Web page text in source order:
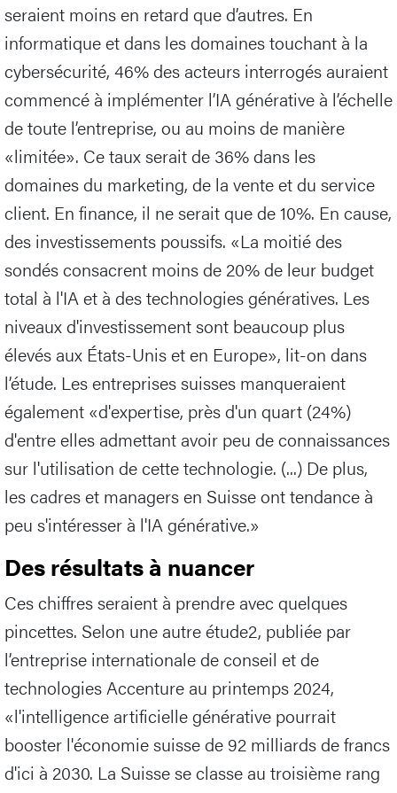
seraient moins en retard que d’autres. En
informatique et dans les domaines touchant à la
cybersécurité, 46% des acteurs interrogés auraient
commencé à implémenter l’IA générative à l’échelle
de toute l’entreprise, ou au moins de manière
«limitée». Ce taux serait de 36% dans les
domaines du marketing, de la vente et du service
client. En finance, il ne serait que de 10%. En cause,
des investissements poussifs. «La moitié des
sondés consacrent moins de 20% de leur budget
total à l'IA et à des technologies génératives. Les
niveaux d'investissement sont beaucoup plus
élevés aux États-Unis et en Europe», lit-on dans
l’étude. Les entreprises suisses manqueraient
également «d'expertise, près d'un quart (24%)
d'entre elles admettant avoir peu de connaissances
sur l'utilisation de cette technologie. (...) De plus,
les cadres et managers en Suisse ont tendance à
peu s'intéresser à l'IA générative.»
Des résultats à nuancer
Ces chiffres seraient à prendre avec quelques
pincettes. Selon une autre étude2, publiée par
l’entreprise internationale de conseil et de
technologies Accenture au printemps 2024,
«l'intelligence artificielle générative pourrait
booster l'économie suisse de 92 milliards de francs
d'ici à 2030. La Suisse se classe au troisième rang